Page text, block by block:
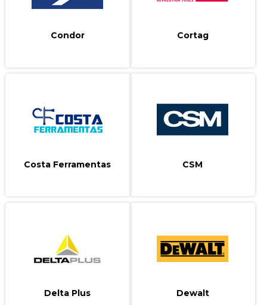
Condor Cortag
Costa Ferramentas CSM
Delta Plus Dewalt